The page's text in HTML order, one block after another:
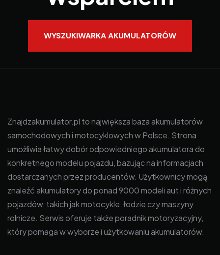
WYSZUKIWARKA AKUMULATORÓW
Znajdzakumulator.pl to największa baza akumulatorów
samochodowych i motocyklowych w Polsce. Strona
umożliwia łatwy dobór odpowiedniego akumulatora do
konkretnego modelu pojazdu, bazując na informacjach
dostarczanych przez producentów. Użytkownicy mogą
znaleźć akumulatory do ponad 9000 modeli aut i różnych
pojazdów, takich jak motocykle, łodzie czy maszyny
rolnicze. Serwis oferuje także poradnik motoryzacyjny,
który pomaga w wyborze i użytkowaniu akumulatorów.